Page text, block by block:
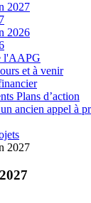
2027
2026
l'AAPG
et à venir
Plans d’action
ancien appel à
2027